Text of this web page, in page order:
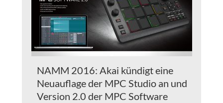
NAMM 2016: Akai kündigt eine
Neuauflage der MPC Studio an und
Version 2.0 der MPC Software